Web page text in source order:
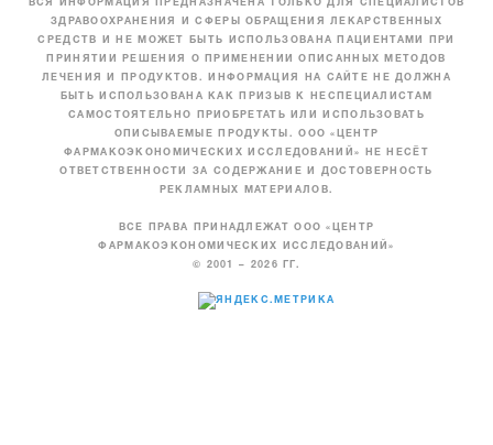
ВСЯ ИНФОРМАЦИЯ ПРЕДНАЗНАЧЕНА ТОЛЬКО ДЛЯ СПЕЦИАЛИСТОВ
ЗДРАВООХРАНЕНИЯ И СФЕРЫ ОБРАЩЕНИЯ ЛЕКАРСТВЕННЫХ
СРЕДСТВ И НЕ МОЖЕТ БЫТЬ ИСПОЛЬЗОВАНА ПАЦИЕНТАМИ ПРИ
ПРИНЯТИИ РЕШЕНИЯ О ПРИМЕНЕНИИ ОПИСАННЫХ МЕТОДОВ
ЛЕЧЕНИЯ И ПРОДУКТОВ. ИНФОРМАЦИЯ НА САЙТЕ НЕ ДОЛЖНА
БЫТЬ ИСПОЛЬЗОВАНА КАК ПРИЗЫВ К НЕСПЕЦИАЛИСТАМ
САМОСТОЯТЕЛЬНО ПРИОБРЕТАТЬ ИЛИ ИСПОЛЬЗОВАТЬ
ОПИСЫВАЕМЫЕ ПРОДУКТЫ. ООО «ЦЕНТР
ФАРМАКОЭКОНОМИЧЕСКИХ ИССЛЕДОВАНИЙ» НЕ НЕСЁТ
ОТВЕТСТВЕННОСТИ ЗА СОДЕРЖАНИЕ И ДОСТОВЕРНОСТЬ
РЕКЛАМНЫХ МАТЕРИАЛОВ.
ВСЕ ПРАВА ПРИНАДЛЕЖАТ ООО «ЦЕНТР
ФАРМАКОЭКОНОМИЧЕСКИХ ИССЛЕДОВАНИЙ»
© 2001 – 2026 ГГ.